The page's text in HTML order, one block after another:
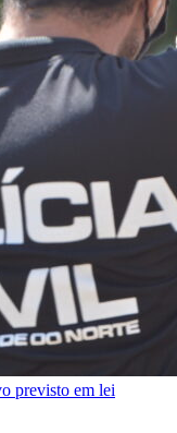
previsto em lei